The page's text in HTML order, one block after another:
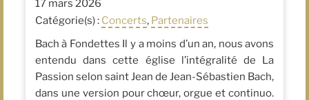
17 mars 2026
Catégorie(s) : Concerts, Partenaires
Bach à Fondettes Il y a moins d’un an, nous avons
entendu dans cette église l’intégralité de La
Passion selon saint Jean de Jean-Sébastien Bach,
dans une version pour chœur, orgue et continuo.